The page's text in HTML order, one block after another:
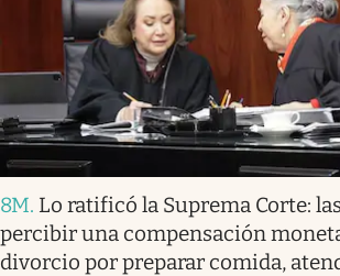
8M. Lo ratificó la Suprema Corte:
percibir una compensación
divorcio por preparar comida,